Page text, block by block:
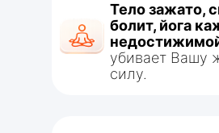
Тело зажато,
болит, йога
убивает Вашу
силу.